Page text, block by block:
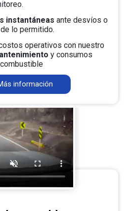
instantáneas ante desvíos o
lo permitido.
operativos con nuestro
y consumos
información